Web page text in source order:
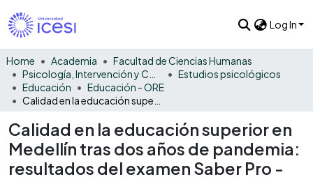
Log In
Home Academia
Facultad de Ciencias Humanas
Estudios psicológicos
Educación
Educación - ORE
Calidad en la educación superior en
Medellín tras dos años de pandemia:
resultados del examen Saber Pro -